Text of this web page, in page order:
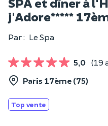
j'Adore*****
Par : Le Spa
5,0 (19
Paris 17ème (75)
Top vente